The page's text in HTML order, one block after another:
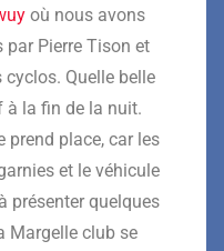
où nous avons
par Pierre Tison et
cyclos. Quelle belle
à la fin de la nuit.
prend place, car les
et le véhicule
présenter quelques
Margelle club se